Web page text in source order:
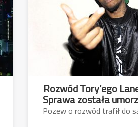
Rozwód Tory’ego
Sprawa została
Pozew o rozwód trafił do